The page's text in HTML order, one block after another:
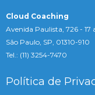
Cloud Coaching
Avenida Paulista, 726 - 17
São Paulo, SP, 01310-910
Tel.: (11) 3254-7470
Política de